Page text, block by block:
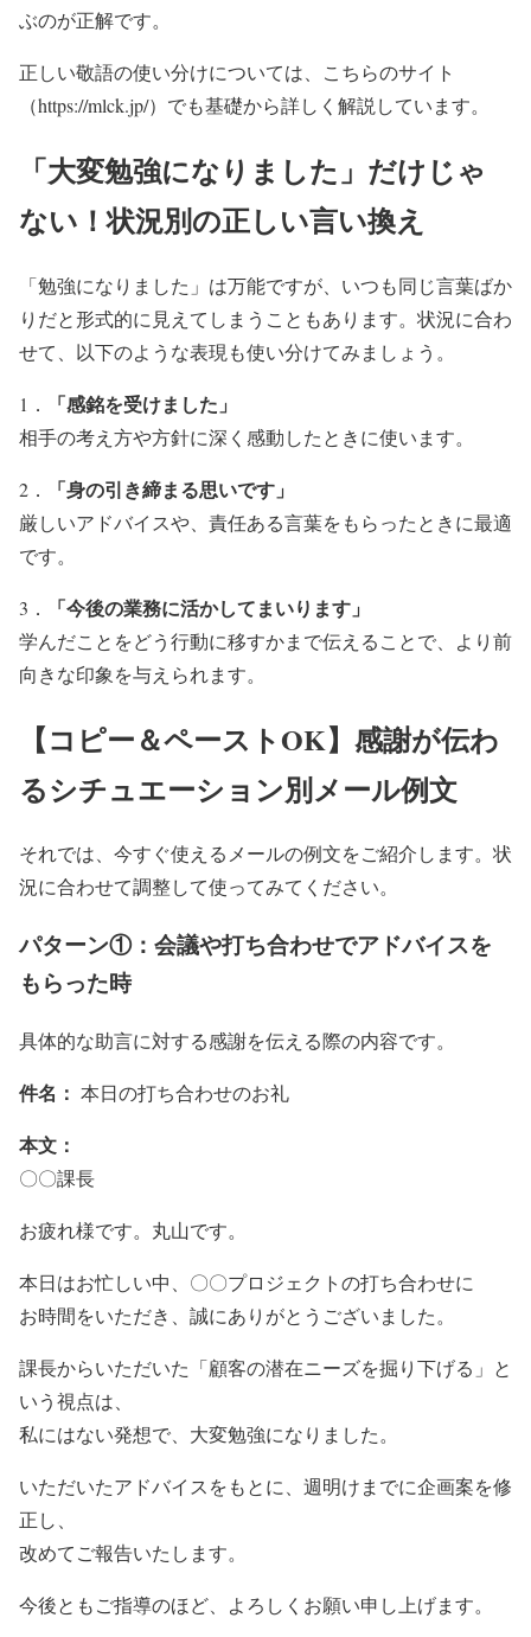
ぶのが正解です。
正しい敬語の使い分けについては、こちらのサイト
（https://mlck.jp/）でも基礎から詳しく解説しています。
「大変勉強になりました」だけじゃ
ない！状況別の正しい言い換え
「勉強になりました」は万能ですが、いつも同じ言葉ばか
りだと形式的に見えてしまうこともあります。状況に合わ
せて、以下のような表現も使い分けてみましょう。
1． 「感銘を受けました」
相手の考え方や方針に深く感動したときに使います。
2． 「身の引き締まる思いです」
厳しいアドバイスや、責任ある言葉をもらったときに最適
です。
3． 「今後の業務に活かしてまいります」
学んだことをどう行動に移すかまで伝えることで、より前
向きな印象を与えられます。
【コピー＆ペーストOK】感謝が伝わ
るシチュエーション別メール例文
それでは、今すぐ使えるメールの例文をご紹介します。状
況に合わせて調整して使ってみてください。
パターン①：会議や打ち合わせでアドバイスを
もらった時
具体的な助言に対する感謝を伝える際の内容です。
件名： 本日の打ち合わせのお礼
本文：
〇〇課長
お疲れ様です。丸山です。
本日はお忙しい中、〇〇プロジェクトの打ち合わせに
お時間をいただき、誠にありがとうございました。
課長からいただいた「顧客の潜在ニーズを掘り下げる」と
いう視点は、
私にはない発想で、大変勉強になりました。
いただいたアドバイスをもとに、週明けまでに企画案を修
正し、
改めてご報告いたします。
今後ともご指導のほど、よろしくお願い申し上げます。